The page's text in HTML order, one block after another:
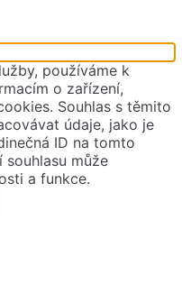
používáme k
o zařízení,
Souhlas s těmito
údaje, jako je
ID na tomto
souhlasu může
a funkce.